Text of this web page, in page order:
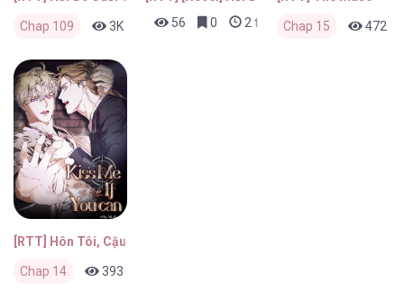
Chap 109 3K 0 2 tháng trước
56
0 2 tháng trước
Chap 15 472
[RTT] Hôn Tôi, Cậu Dám Không?
Chap 14 393